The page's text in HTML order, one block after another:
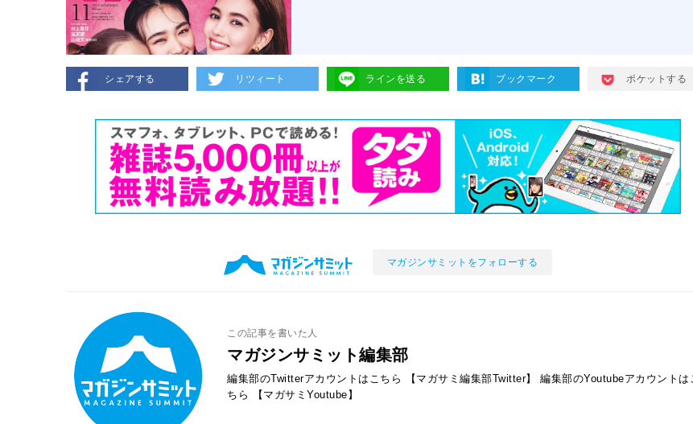
シェアする リツィート ラインを送る ブックマーク ポケットする
マガジンサミットをフォローする
この記事を書いた人
マガジンサミット編集部
編集部のTwitterアカウントはこちら 【マガサミ編集部Twitter】
編集部のYoutubeアカウントは
ちら
【マガサミYoutube】